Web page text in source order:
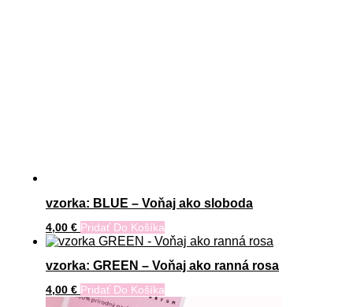
vzorka: BLUE – Voňaj ako sloboda
4,00 € Pridať Do Košíka
vzorka: GREEN – Voňaj ako ranná rosa
4,00 € Pridať Do Košíka